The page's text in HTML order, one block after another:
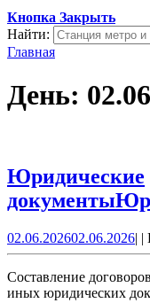
Кнопка Закрыть
Найти:
Главная
День:
Юридические
документы
02.06.202602.06.2026| |
Составление договоров, исковых заявлений, претензий и
иных юридических